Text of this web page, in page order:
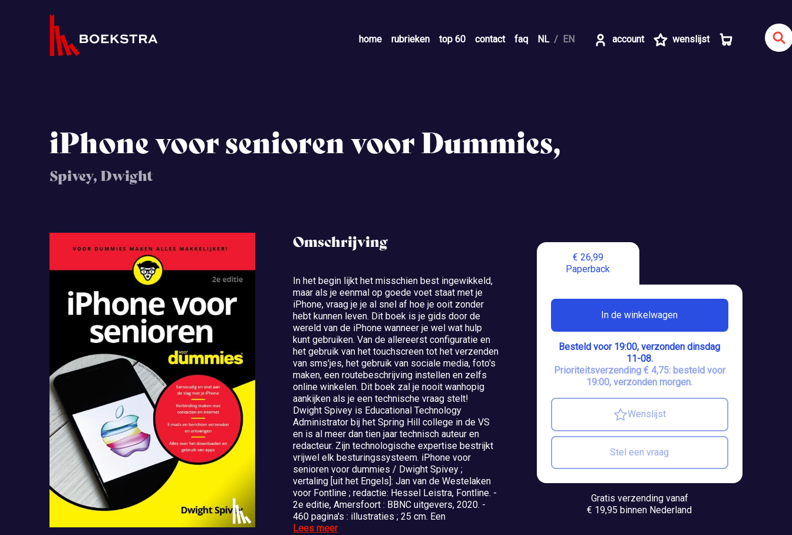
home rubrieken top 60 contact faq NL EN account wenslijst
iPhone voor senioren voor Dummies,
Spivey, Dwight
Omschrijving
In het begin lijkt het misschien best ingewikkeld,
maar als je eenmal op goede voet staat met je
iPhone, vraag je je al snel af hoe je ooit zonder
hebt kunnen leven. Dit boek is je gids door de
wereld van de iPhone wanneer je wel wat hulp
kunt gebruiken. Van de allereerst configuratie en
het gebruik van het touchscreen tot het verzenden
van sms'jes, het gebruik van sociale media, foto's
maken, een routebeschrijving instellen en zelfs
online winkelen. Dit boek zal je nooit wanhopig
aankijken als je een technische vraag stelt!
Dwight Spivey is Educational Technology
Administrator bij het Spring Hill college in de VS
en is al meer dan tien jaar technisch auteur en
redacteur. Zijn technologische expertise bestrijkt
vrijwel elk besturingssysteem. iPhone voor
senioren voor dummies / Dwight Spivey ;
vertaling [uit het Engels]: Jan van de Westelaken
voor Fontline ; redactie: Hessel Leistra, Fontline. -
2e editie, Amersfoort : BBNC uitgevers, 2020. -
460 pagina's : illustraties ; 25 cm. Een
Lees meer
€ 26,99
Paperback
In de winkelwagen
Besteld voor 19:00, verzonden dinsdag
11-08.
Prioriteitsverzending € 4,75: besteld voor
19:00, verzonden morgen.
Wenslijst
Stel een vraag
Gratis verzending vanaf
€ 19,95 binnen Nederland